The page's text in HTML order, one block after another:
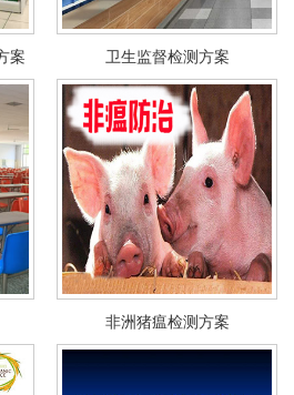
案 卫生监督检测方案
非洲猪瘟检测方案